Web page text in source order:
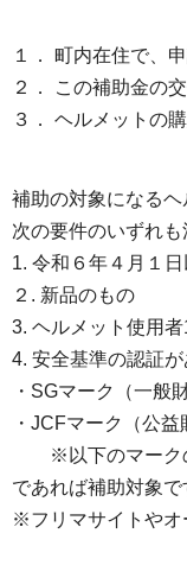
１． 町内在住で、
２． この補助金の
３． ヘルメットの
補助の対象になるヘ
次の要件のいずれも
1. 令和６年４月１
２. 新品のもの
3. ヘルメット使用
4. 安全基準の認証
・SGマーク（一般
・JCFマーク（公
※以下のマークの
であれば補助対象で
※フリマサイトやオ